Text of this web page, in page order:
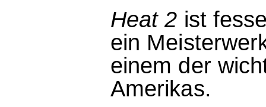
Heat 2 ist
ein
einem der
Amerikas.